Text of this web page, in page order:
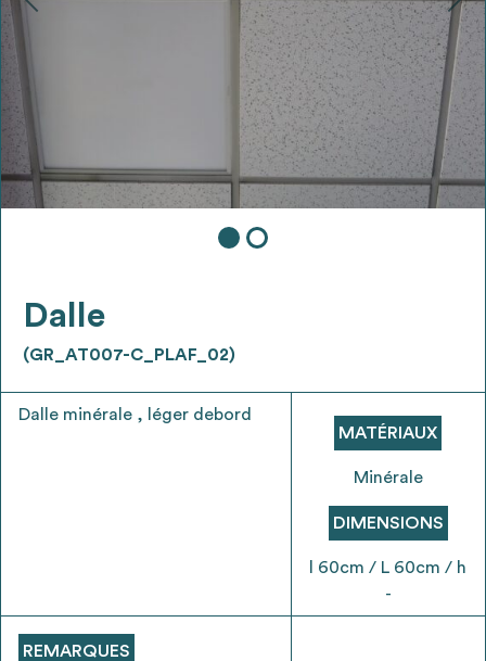
Ajouter les matériaux intéressants à "ma
liste
"
Transmettre sa liste de manifestation
d'intérêt pour les matériaux
sélectionnés
Exporter sa liste et ses fiches produits
Être recontacté afin d’obtenir plus de
stratégies de récupérations
* Attention, l’ajout des matériaux à sa liste et son envoi ne
voirFAQ
Dalle
(GR_AT007-C_PLAF_02)
Dalle minérale , léger debord
REMARQUES
MATÉRIAUX
Minérale
DIMENSIONS
l 60cm / L 60cm / h
-